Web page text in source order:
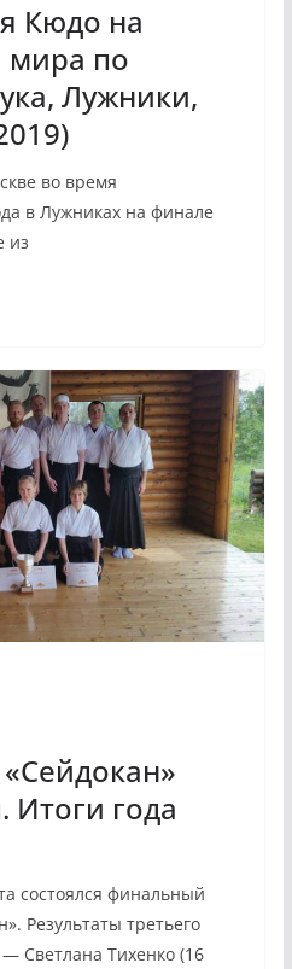
Кюдо на
мира по
Лужники,
во время
в Лужниках на финале
из
Итоги года
состоялся финальный
Результаты третьего
Светлана Тихенко (16